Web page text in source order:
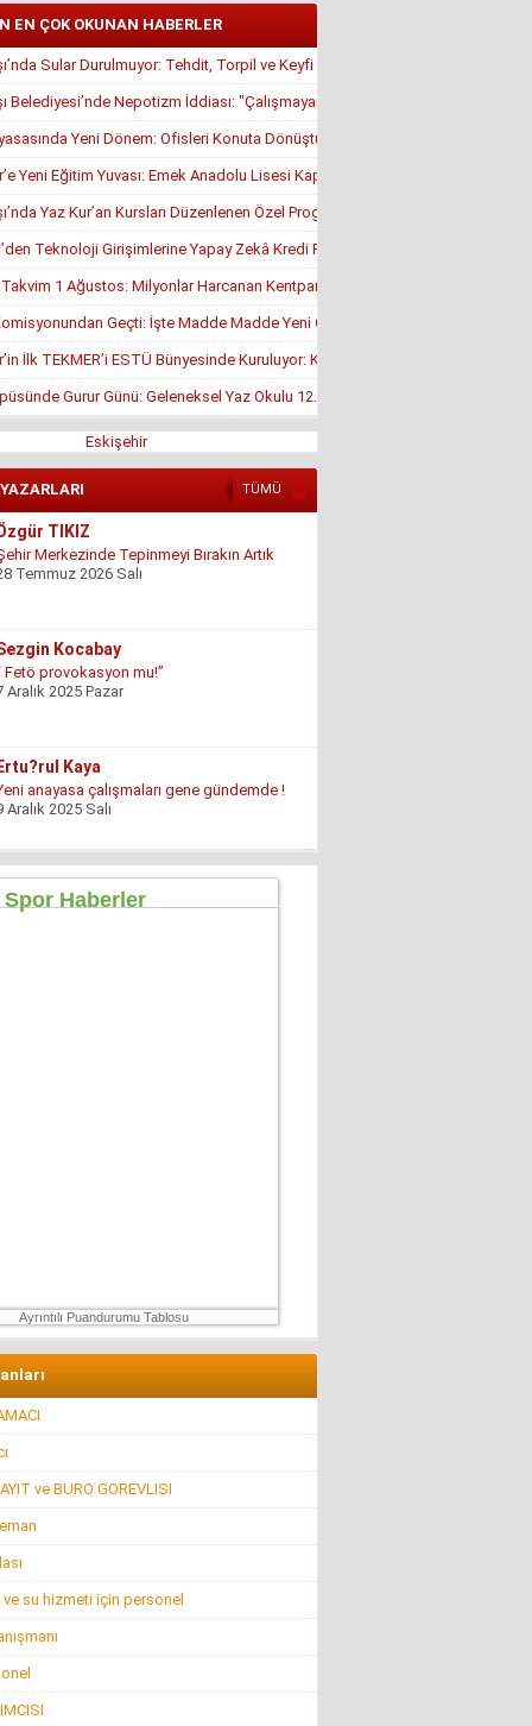
EN ÇOK OKUNAN HABERLER
Sular Durulmuyor: Tehdit, Torpil ve Keyfi Atamalar Gündemde
Belediyesi’nde Nepotizm İddiası: "Çalışmayan Kaldı, Çavuş İstifa Ettirildi"
Yeni Dönem: Ofisleri Konuta Dönüştürmek İçin Son Tarih 1
Yeni Eğitim Yuvası: Emek Anadolu Lisesi Kapılarını Açmaya Hazırlanıyor
Yaz Kur’an Kursları Düzenlenen Özel Programla Açıldı
Teknoloji Girişimlerine Yapay Zekâ Kredi Programı
Takvim 1 Ağustos: Milyonlar Harcanan Kentpark Plajı Ne Zaman Açılacak?
Geçti: İşte Madde Madde Yeni Öğrenci Affı Rehberi
İlk TEKMER’i ESTÜ Bünyesinde Kuruluyor: KOSGEB Onayı Geldi
Gurur Günü: Geleneksel Yaz Okulu 12. Kez Kapanış Yaptı
Eskişehir
TÜMÜ
Kocabay
Fetö provokasyon mu!”
Aralık 2025 Pazar
Kaya
anayasa çalışmaları gene gündemde !
Aralık 2025 Salı
GÜVEN
VAR! KONSER DE VAR, EĞLENCE DE!
Temmuz 2026 Pazartesi
Yazar
Durdurduğu Beton, Türkiye’nin
Ayrıntılı Puandurumu Tablosu
ve BURO GOREVLISI
su hizmeti için personel